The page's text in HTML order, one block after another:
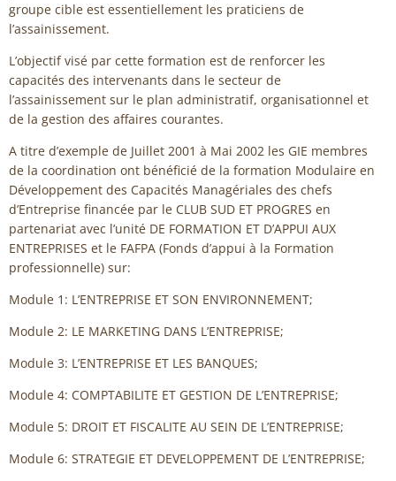
groupe cible est essentiellement les praticiens de
l’assainissement.
L’objectif visé par cette formation est de renforcer les
capacités des intervenants dans le secteur de
l’assainissement sur le plan administratif, organisationnel et
de la gestion des affaires courantes.
A titre d’exemple de Juillet 2001 à Mai 2002 les GIE membres
de la coordination ont bénéficié de la formation Modulaire en
Développement des Capacités Managériales des chefs
d’Entreprise financée par le CLUB SUD ET PROGRES en
partenariat avec l’unité DE FORMATION ET D’APPUI AUX
ENTREPRISES et le FAFPA (Fonds d’appui à la Formation
professionnelle) sur:
Module 1: L’ENTREPRISE ET SON ENVIRONNEMENT;
Module 2: LE MARKETING DANS L’ENTREPRISE;
Module 3: L’ENTREPRISE ET LES BANQUES;
Module 4: COMPTABILITE ET GESTION DE L’ENTREPRISE;
Module 5: DROIT ET FISCALITE AU SEIN DE L’ENTREPRISE;
Module 6: STRATEGIE ET DEVELOPPEMENT DE L’ENTREPRISE;